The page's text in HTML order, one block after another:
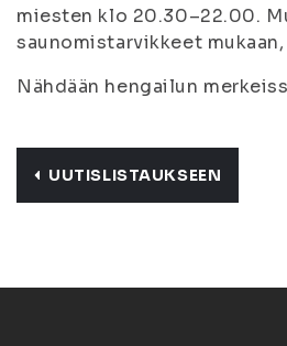
miesten klo 20.30–22.00.
saunomistarvikkeet
Nähdään hengailun
UUTISLISTAUKSEEN